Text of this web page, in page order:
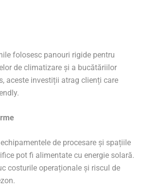
folosesc panouri rigide pentru
de climatizare și a bucătăriilor
aceste investiții atrag clienți care
de procesare și spațiile
pot fi alimentate cu energie solară.
costurile operaționale și riscul de